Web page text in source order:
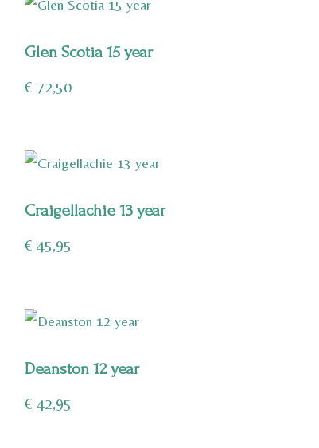
Glen Scotia 15 year
€ 72,50
Craigellachie 13 year
€ 45,95
Deanston 12 year
€ 42,95